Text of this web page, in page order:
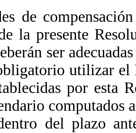
de
la presente
ser
utilizar el
por esta
computados
del plazo